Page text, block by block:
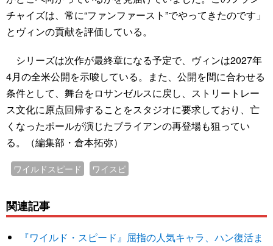
チャイズは、常に“ファンファースト”でやってきたのです」
とヴィンの貢献を評価している。
シリーズは次作が最終章になる予定で、ヴィンは2027年
4月の全米公開を示唆している。また、公開を間に合わせる
条件として、舞台をロサンゼルスに戻し、ストリートレー
ス文化に原点回帰することをスタジオに要求しており、亡
くなったポールが演じたブライアンの再登場も狙ってい
る。（編集部・倉本拓弥）
ワイルドスピード ワイスピ
関連記事
『ワイルド・スピード』屈指の人気キャラ、ハン復活ま